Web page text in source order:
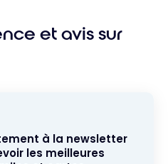
et avis sur
à la newsletter
les meilleures